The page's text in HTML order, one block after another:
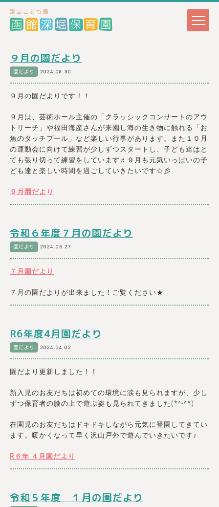
９月の園だより
園だより 2024.08.30
９月の園だよりです！！
９月は、芸術ホール主催の「クラッシックコンサートのアウ
トリーチ」や福田海産さんが来園し海の生き物に触れる「お
魚のタッチプール」など楽しい行事があります。また１０月
の運動会に向けて練習が少しずつスタートし、子ども達はと
ても張り切って練習をしています♬９月も元気いっぱいの子
ども達と楽しい時間を過ごしていきたいです☆彡
９月園だより
令和６年度７月の園だより
園だより 2024.06.27
７月園だより
７月の園だよりが出来ました！ご覧ください★
R6年度4月園だより
園だより 2024.04.02
園だより更新しました！！
新入児のお友だちは初めての環境に涙も見られますが、少し
ずつ保育者の膝の上で遊ぶ姿も見られてきました(*^-^*)
在園児のお友だちはドキドキしながら元気に登園してきてい
ます。暖かくなって早く沢山戸外で遊んでいきたいです♪
R６年 ４月園だより
令和５年度 １月の園だより